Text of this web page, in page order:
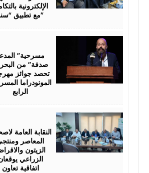
الإلكترونية
مع تطبيق “سند”
مسرحية”
صدفة” من
تحصد جوائز
المونودراما
الرابع
النقابة العامة
المعاصر
الزيتون
الزراعي
اتفاقية تعاون